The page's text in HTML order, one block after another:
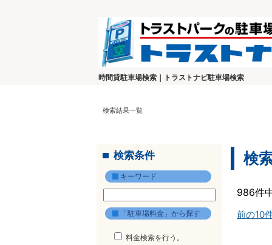
時間貸駐車場検索｜トラストナビ駐車場検索
検索結果一覧
検索条件
キーワード
「駐車場料金」から探す
料金検索を行う。
検
986件
前の10